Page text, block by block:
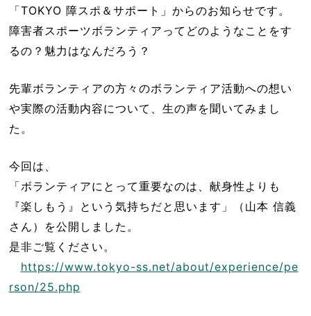
「TOKYO 障スポ＆サポート」からのお知らせです。
障害者スポーツボランティアってどのようなことをす
るの？魅力はなんだろう？
先輩ボランティアの方々のボランティア活動への想い
や実際の活動内容について、生の声を聞いてみまし
た。
今回は、
「ボランティアにとって重要なのは、献身性よりも
『楽しもう』という気持ちだと思います」（山本 信義
さん）を公開しました。
是非ご覧ください。
https://www.tokyo-ss.net/about/experience/pe
rson/25.php